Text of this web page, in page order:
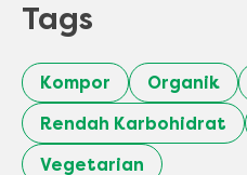
Tags
Kompor Organik
Rendah Karbohidrat
Vegetarian